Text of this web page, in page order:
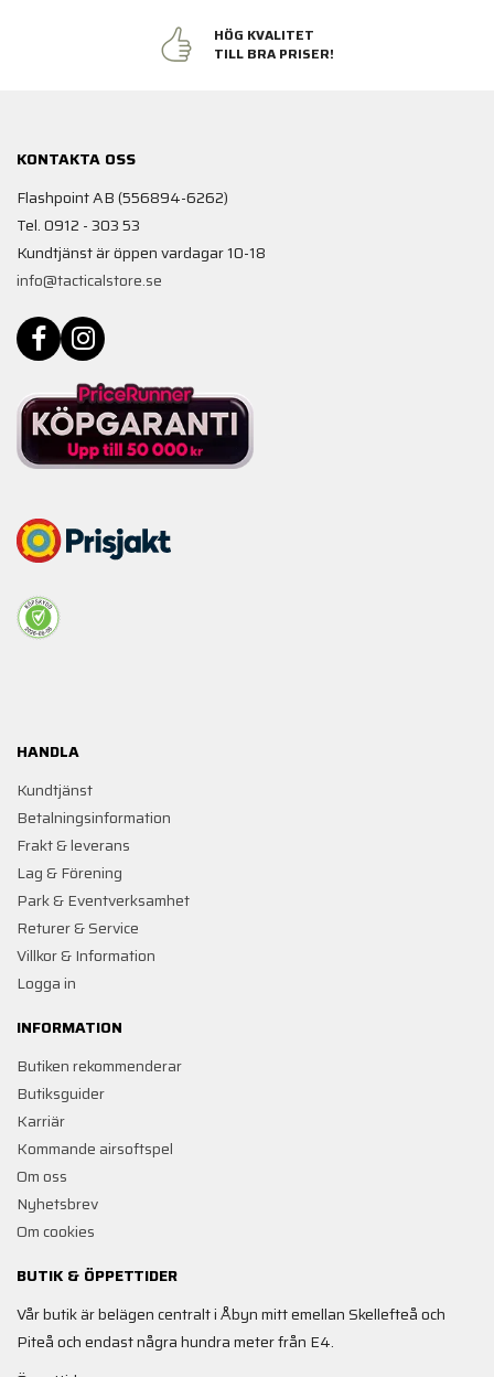
HÖG KVALITET
TILL BRA PRISER!
KONTAKTA OSS
Flashpoint AB (556894-6262)
Tel. 0912 - 303 53
Kundtjänst är öppen vardagar 10-18
info@tacticalstore.se
HANDLA
Kundtjänst
Betalningsinformation
Frakt & leverans
Lag & Förening
Park & Eventverksamhet
Returer & Service
Villkor & Information
Logga in
INFORMATION
Butiken rekommenderar
Butiksguider
Karriär
Kommande airsoftspel
Om oss
Nyhetsbrev
Om cookies
BUTIK & ÖPPETTIDER
Vår butik är belägen centralt i Åbyn mitt emellan Skellefteå och
Piteå och endast några hundra meter från E4.